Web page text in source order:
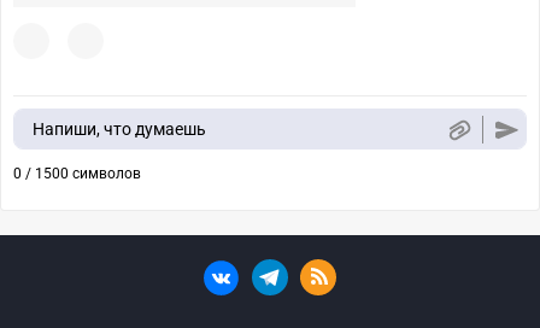
Напиши, что думаешь
0 / 1500 символов